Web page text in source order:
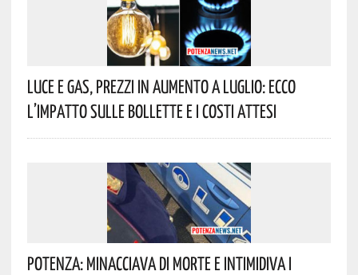
Luce E Gas, Prezzi In Aumento A Luglio: Ecco
L’impatto Sulle Bollette E I Costi Attesi
Potenza: Minacciava Di Morte E Intimidiva I